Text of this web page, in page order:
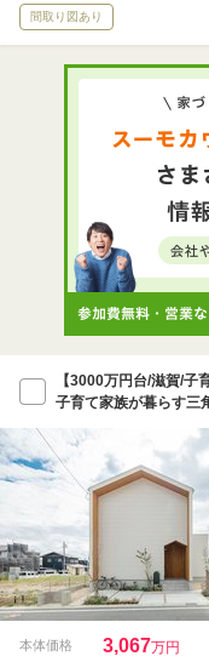
間取り図あり
【3000万円台/滋賀/子
子育て家族が暮らす三
本体価格 3,067万円